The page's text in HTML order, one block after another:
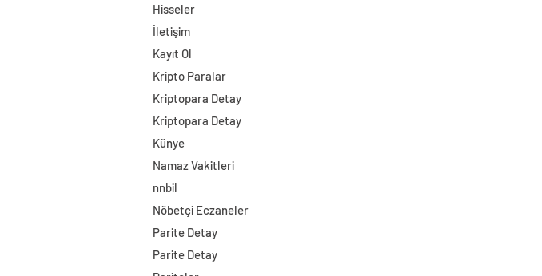
Hisseler
İletişim
Kayıt Ol
Kripto Paralar
Kriptopara Detay
Kriptopara Detay
Künye
Namaz Vakitleri
nnbil
Nöbetçi Eczaneler
Parite Detay
Parite Detay